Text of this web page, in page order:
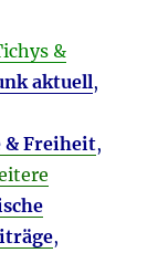
&
aktuell,
& Freiheit,
,